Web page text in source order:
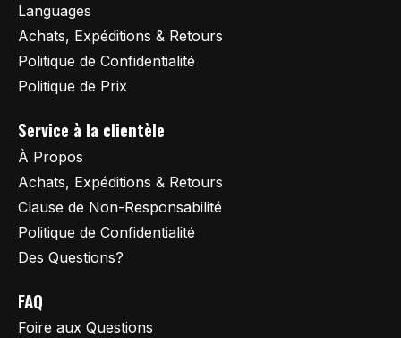
Languages
Achats, Expéditions & Retours
Politique de Confidentialité
Politique de Prix
Service à la clientèle
À Propos
Achats, Expéditions & Retours
Clause de Non-Responsabilité
Politique de Confidentialité
Des Questions?
FAQ
Foire aux Questions